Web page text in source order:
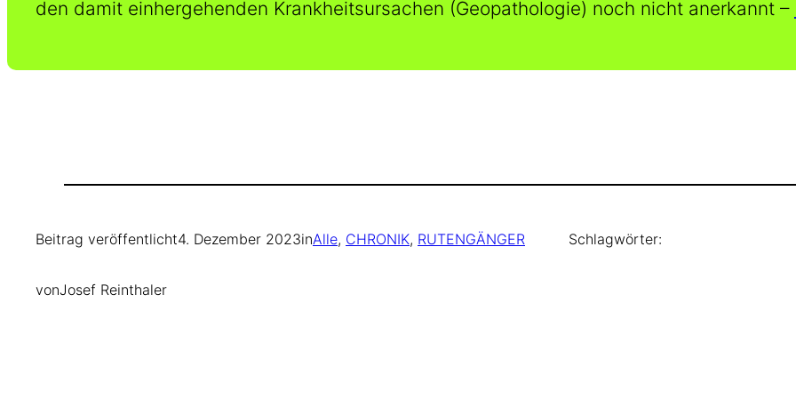
den damit einhergehenden Krankheitsursachen (Geopathologie) noch nicht anerkannt –
Beitrag veröffentlicht4. Dezember 2023inAlle, CHRONIK, RUTENGÄNGER
vonJosef Reinthaler
Schlagwörter: